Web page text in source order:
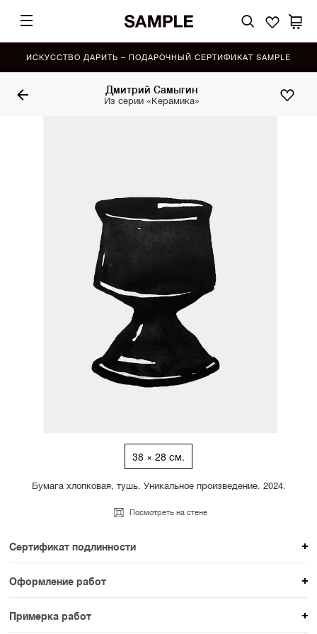
ИСКУССТВО ДАРИТЬ – ПОДАРОЧНЫЙ СЕРТИФИКАТ SAMPLE
Дмитрий Самыгин
Из серии «Керамика»
38 × 28 см.
Бумага хлопковая, тушь. Уникальное произведение. 2024.
Посмотреть на стене
Сертификат подлинности
К каждому авторскому произведению мы
прикладываем сертификат подлинности. Для товаров
раздела SAMPLE СЕРИЯ сертификаты не
Оформление работ
При покупке произведения вы можете выбрать и
оплатить вариант оформления. На сайте доступен
Примерка работ